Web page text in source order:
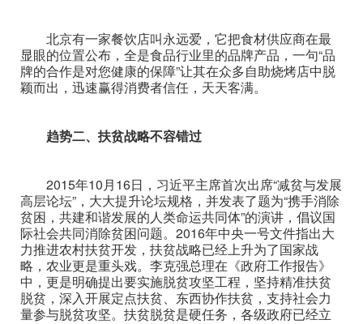
北京有一家餐饮店叫永远爱，它把食材供应商在最
显眼的位置公布，全是食品行业里的品牌产品，一句“品
牌的合作是对您健康的保障”让其在众多自助烧烤店中脱
颖而出，迅速赢得消费者信任，天天客满。
趋势二、扶贫战略不容错过
2015年10月16日，习近平主席首次出席“减贫与发展
高层论坛”，大大提升论坛规格，并发表了题为“携手消除
贫困，共建和谐发展的人类命运共同体”的演讲，倡议国
际社会共同消除贫困问题。2016年中央一号文件指出大
力推进农村扶贫开发，扶贫战略已经上升为了国家战
略，农业更是重头戏。李克强总理在《政府工作报告》
中，更是明确提出要实施脱贫攻坚工程，坚持精准扶贫
脱贫，深入开展定点扶贫、东西协作扶贫，支持社会力
量参与脱贫攻坚。扶贫脱贫是硬任务，各级政府已经立